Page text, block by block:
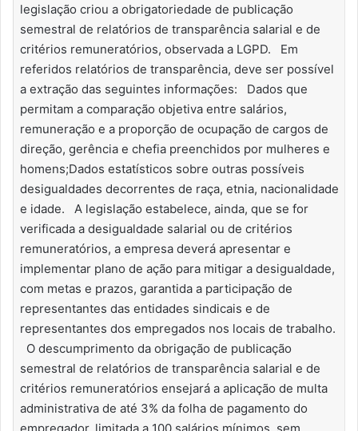
legislação criou a obrigatoriedade de publicação
semestral de relatórios de transparência salarial e de
critérios remuneratórios, observada a LGPD. Em
referidos relatórios de transparência, deve ser possível
a extração das seguintes informações: Dados que
permitam a comparação objetiva entre salários,
remuneração e a proporção de ocupação de cargos de
direção, gerência e chefia preenchidos por mulheres e
homens;Dados estatísticos sobre outras possíveis
desigualdades decorrentes de raça, etnia, nacionalidade
e idade. A legislação estabelece, ainda, que se for
verificada a desigualdade salarial ou de critérios
remuneratórios, a empresa deverá apresentar e
implementar plano de ação para mitigar a desigualdade,
com metas e prazos, garantida a participação de
representantes das entidades sindicais e de
representantes dos empregados nos locais de trabalho.
O descumprimento da obrigação de publicação
semestral de relatórios de transparência salarial e de
critérios remuneratórios ensejará a aplicação de multa
administrativa de até 3% da folha de pagamento do